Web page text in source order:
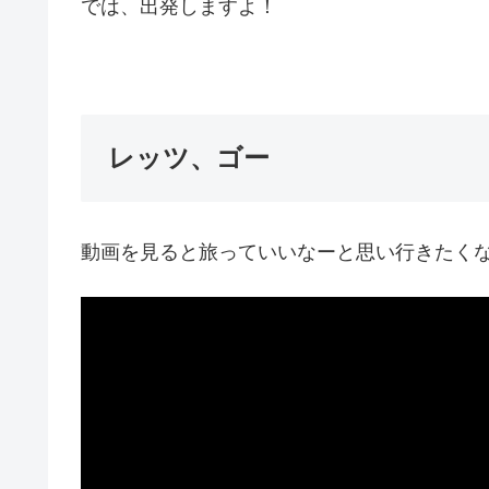
では、出発しますよ！
レッツ、ゴー
動画を見ると旅っていいなーと思い行きたく